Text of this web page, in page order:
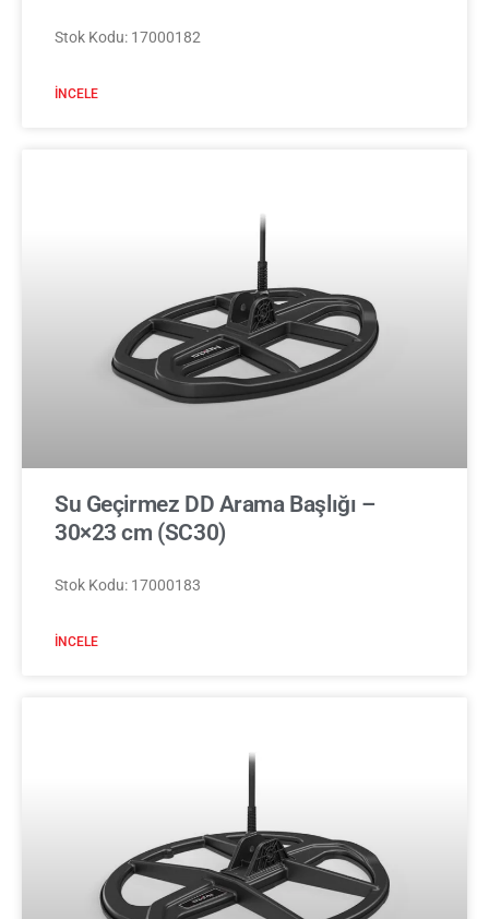
Stok Kodu: 17000182
İNCELE
Su Geçirmez DD Arama Başlığı –
30×23 cm (SC30)
Stok Kodu: 17000183
İNCELE